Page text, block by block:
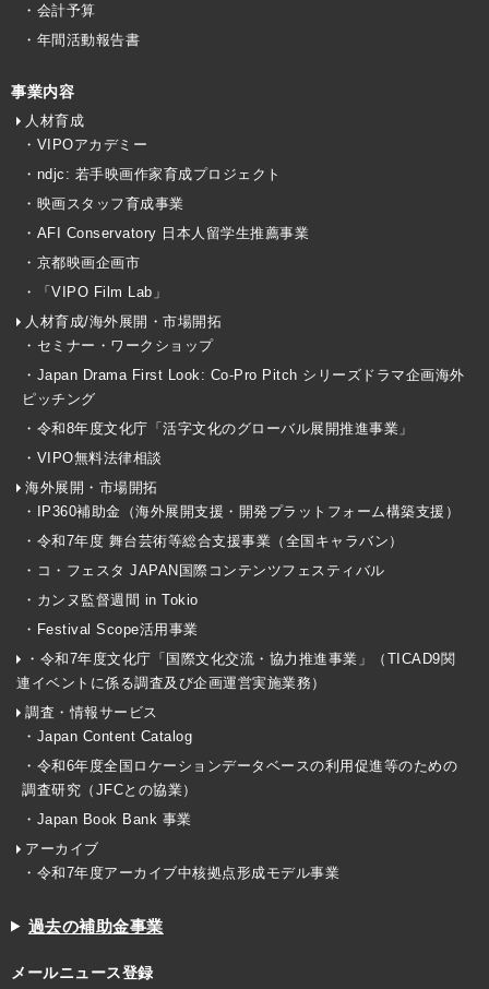
・会計予算
・年間活動報告書
事業内容
人材育成
・VIPOアカデミー
・ndjc: 若手映画作家育成プロジェクト
・映画スタッフ育成事業
・AFI Conservatory 日本人留学生推薦事業
・京都映画企画市
・「VIPO Film Lab」
人材育成/海外展開・市場開拓
・セミナー・ワークショップ
・Japan Drama First Look: Co-Pro Pitch シリーズドラマ企画海外
ピッチング
・令和8年度文化庁「活字文化のグローバル展開推進事業」
・VIPO無料法律相談
海外展開・市場開拓
・IP360補助金（海外展開支援・開発プラットフォーム構築支援）
・令和7年度 舞台芸術等総合支援事業（全国キャラバン）
・コ・フェスタ JAPAN国際コンテンツフェスティバル
・カンヌ監督週間 in Tokio
・Festival Scope活用事業
・令和7年度文化庁「国際文化交流・協力推進事業」（TICAD9関
連イベントに係る調査及び企画運営実施業務）
調査・情報サービス
・Japan Content Catalog
・令和6年度全国ロケーションデータベースの利用促進等のための
調査研究（JFCとの協業）
・Japan Book Bank 事業
アーカイブ
・令和7年度アーカイブ中核拠点形成モデル事業
過去の補助金事業
メールニュース登録